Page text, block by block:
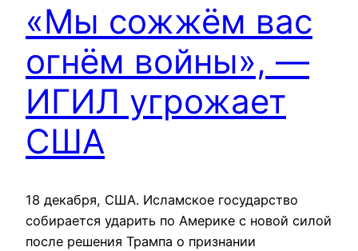
«Мы сожжём вас
огнём войны», —
ИГИЛ угрожает
США
18 декабря, США. Исламское государство
собирается ударить по Америке с новой силой
после решения Трампа о признании